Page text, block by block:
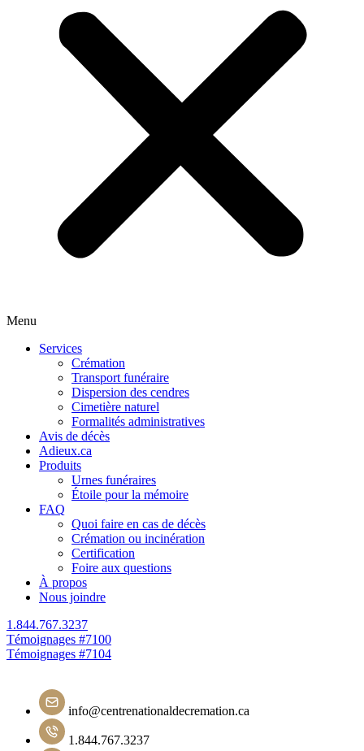
Menu
Services
Crémation
Transport funéraire
Dispersion des cendres
Cimetière naturel
Formalités administratives
Avis de décès
Adieux.ca
Produits
Urnes funéraires
Étoile pour la mémoire
FAQ
Quoi faire en cas de décès
Crémation ou incinération
Certification
Foire aux questions
À propos
Nous joindre
1.844.767.3237
Navigation
de
l'article
Témoignages #7100
Témoignages #7104
info@centrenationaldecremation.ca
1.844.767.3237